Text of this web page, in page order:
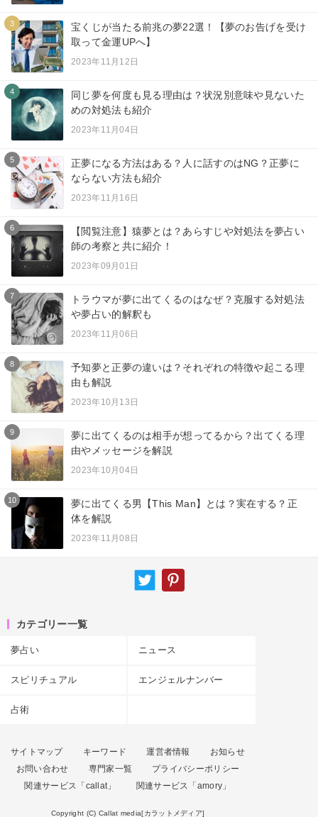
3
宝くじが当たる前兆の夢22選！【夢のお告げを受け
取って金運UPへ】
2023年11月12日
4
同じ夢を何度も見る理由は？状況別意味や見ないた
めの対処法も紹介
2023年11月04日
5
正夢になる方法はある？人に話すのはNG？正夢に
ならない方法も紹介
2023年11月16日
6
【閲覧注意】猿夢とは？あらすじや対処法を夢占い
師の考察と共に紹介！
2023年09月01日
7
トラウマが夢に出てくるのはなぜ？克服する対処法
や夢占い的解釈も
2023年11月06日
8
予知夢と正夢の違いは？それぞれの特徴や起こる理
由も解説
2023年10月13日
9
夢に出てくるのは相手が想ってるから？出てくる理
由やメッセージを解説
2023年10月04日
10
夢に出てくる男【This Man】とは？実在する？正
体を解説
2023年11月08日
カテゴリー一覧
夢占い ニュース
スピリチュアル エンジェルナンバー
占術
サイトマップ キーワード 運営者情報
お知らせ
お問い合わせ
専門家一覧
プライバシーポリシー
関連サービス「callat」
関連サービス「amory」
Copyright (C) Callat media[カラットメディア]